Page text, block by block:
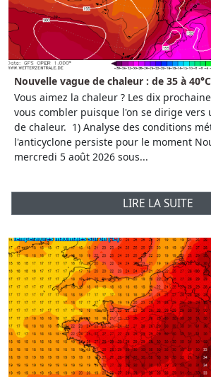
Nouvelle vague de chaleur : de 35 à
Vous aimez la chaleur ? Les dix
vous combler puisque l'on se dirige vers
de chaleur. 1) Analyse des conditions
l'anticyclone persiste pour le moment
mercredi 5 août 2026 sous...
LIRE LA SUITE